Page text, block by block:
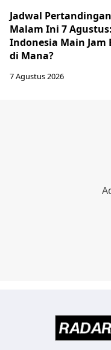
Jadwal
Malam Ini 7
Indonesia Main Jam
di Mana?
7 Agustus 2026